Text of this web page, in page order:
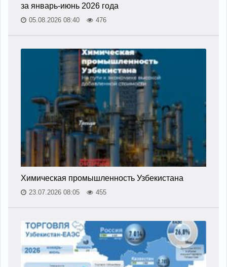
за январь-июнь 2026 года
05.08.2026 08:40 476
Химическая промышленность Узбекистана
23.07.2026 08:05 455